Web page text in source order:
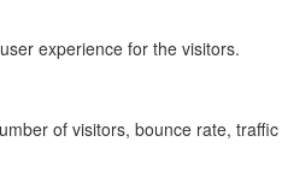
experience for the visitors.
of visitors, bounce rate,